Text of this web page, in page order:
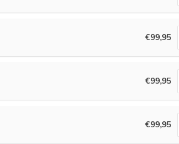
€99,95
€99,95
€99,95